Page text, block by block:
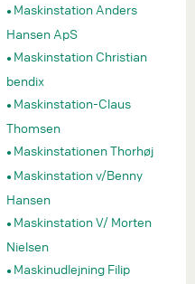
Maskinstation Anders
Hansen ApS
Maskinstation Christian
bendix
Maskinstation-Claus
Thomsen
Maskinstationen Thorhøj
Maskinstation v/Benny
Hansen
Maskinstation V/ Morten
Nielsen
Maskinudlejning Filip